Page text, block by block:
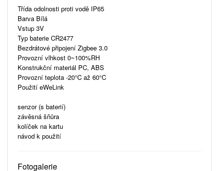
Třída odolnosti proti vodě IP65
Barva Bílá
Vstup 3V
Typ baterie CR2477
Bezdrátové připojení Zigbee 3.0
Provozní vlhkost 0~100%RH
Konstrukční materiál PC, ABS
Provozní teplota -20°C až 60°C
Použití eWeLink
senzor (s baterií)
závěsná šňůra
kolíček na kartu
návod k použití
Fotogalerie